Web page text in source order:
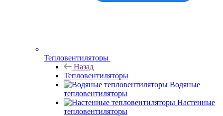
Тепловентиляторы
Назад
Тепловентиляторы
Водяные
тепловентиляторы
Настенные
тепловентиляторы